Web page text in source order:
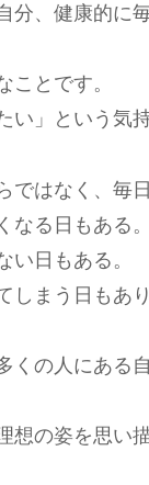
分、健康的に
ことです。
い」という気
ではなく、毎
なる日もある。
い日もある。
まう日もあり
の人にある
の姿を思い